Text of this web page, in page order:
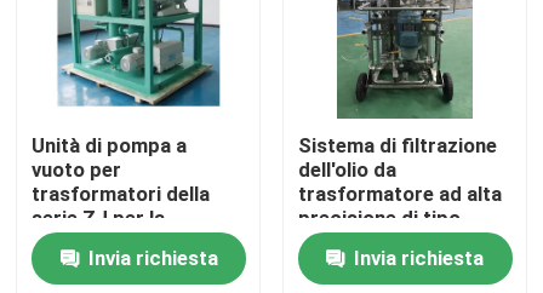
Casa.
Prodotti
Video
Unità di pompa a
vuoto per
trasformatori della
serie ZJ per la
manutenzione dei
trasformatori
Invia richiesta
Sistema di filtrazione
dell'olio da
trasformatore ad alta
precisione di tipo
mobile YL 50L per
minutoInvia richiesta